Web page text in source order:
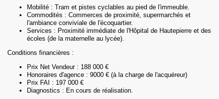
Mobilité : Tram et pistes cyclables au pied de l'immeuble.
Commodités : Commerces de proximité, supermarchés et
l'ambiance conviviale de l'écoquartier.
Services : Proximité immédiate de l'Hôpital de Hautepierre et des
écoles (de la maternelle au lycée).
Conditions financières :
Prix Net Vendeur : 188 000 €
Honoraires d'agence : 9000 € (à la charge de l'acquéreur)
Prix FAI : 197 000 €
Diagnostics : En cours de réalisation.